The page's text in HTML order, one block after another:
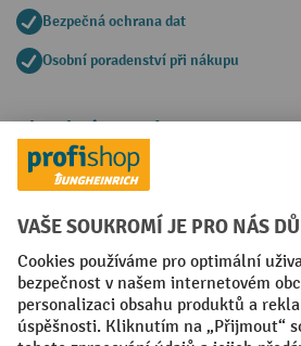
Bezpečná ochrana dat
Osobní poradenství při nákupu
Platební metody
Faktura
Sociální sítě
Facebook
YouTube
LinkedIn